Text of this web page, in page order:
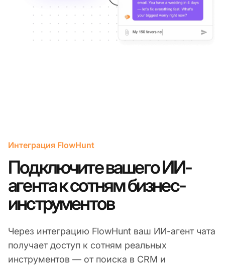
Интеграция FlowHunt
Подключите вашего ИИ-
агента к сотням бизнес-
инструментов
Через интеграцию FlowHunt ваш ИИ-агент чата
получает доступ к сотням реальных
инструментов — от поиска в CRM и